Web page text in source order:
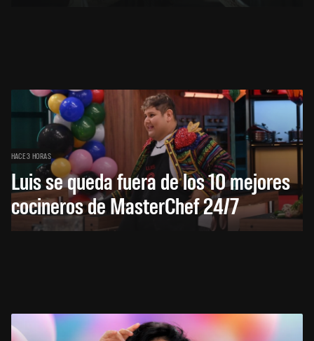
HACE 3 HORAS
Luis se queda fuera de los 10 mejores
cocineros de MasterChef 24/7